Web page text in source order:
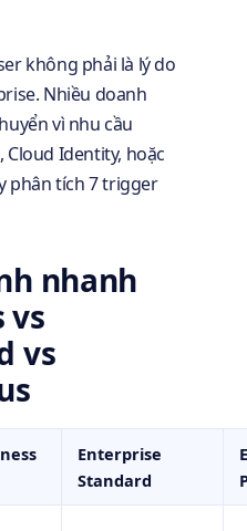
không phải là lý do
Nhiều doanh
vì nhu cầu
Cloud Identity, hoặc
phân tích 7 trigger
nhanh
vs
vs
Enterprise
Standard